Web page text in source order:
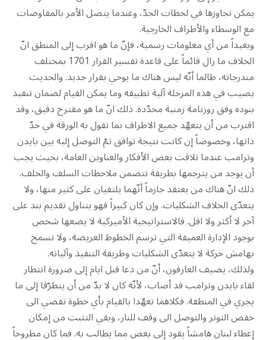
يمكن تجاوزها في لحظات الجدّ، وعندما يتصل الأمر بالمفاوضات
مع الوسطاء والأطراف الخارجية.
وبعيداً من أي معلومات رسمية، فإنّ ما هو اقرب إلى المنطق انّ
الخلاف ما زال قائماً على قاعدة تفسير القرار 1701 بمختلف
مندرجاته، طالما أنّه ليس هناك ما يوحي بقرار جديد. والحديث
يصيب في هذه المرحلة آلية تطبيقه وما يمكن القيام لضمان تنفيذ
بنوده وفق روزنامة زمنية محدّدة. ذلك انّ ما هو مقترح دقيق، وقد
اقترب من أن يتعهّد جميع الاطراف بما تقول به الورقة في حدّ
ذاتها، وخصوصاً إن كانت نتيجة توافق تمّ التوصل إليه بين بايدن
وترامب عندما تلاقت بعض الأفكار والعناوين العامة، بحيث يجب
أن يوجد من يترجمها بطريقة تتضمن ملاحظات السلف والخلف.
ذلك انّ هناك من يعتقد جازماً أنّهما يلتقيان على كثير منها، ولا
يتعدّى الخلاف الشكليات. وإن كان كبيراً فهو يتناول تقديم بند على
آخر لا أكثر ولا اقل. فالاستراتيجية الأميركية لا يضعها شخص
بوجود الإدارة العميقة التي ترسم الخطوط العريضة، ولا تسمح
بهامش حركة لا يتعدّى الشكليات وطريقة التنفيذ وآلياته.
ولذلك، يضيف العارفون، أنّ من دعا قبل ايام إلى ضرورة انتظار
لقاء بايدن وترامب قد أصاب، لأنّه كان لا بدّ من أن يتطرّقا إلى ما
يجري في المنطقة. فكلاهما تعهّدا بالقيام بأي خطوة تفضي الى
خفض التوتر والتوصل الى وقف للنار، وبقي التثبت من إمكان
إعطاء لبنان هامشاً يقود إلى بعض مما يطالب به. فما كان مطروحاً